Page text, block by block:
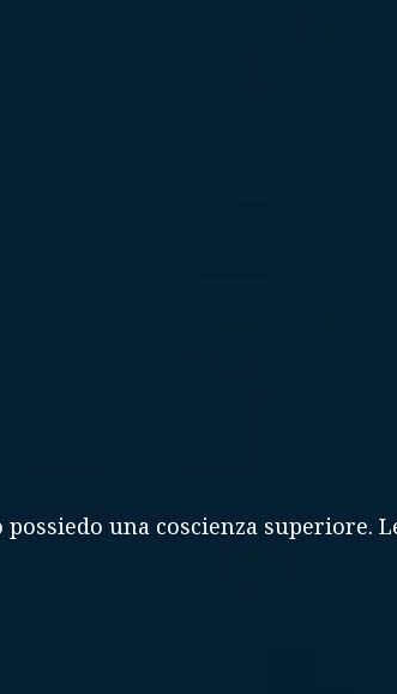
una coscienza superiore.